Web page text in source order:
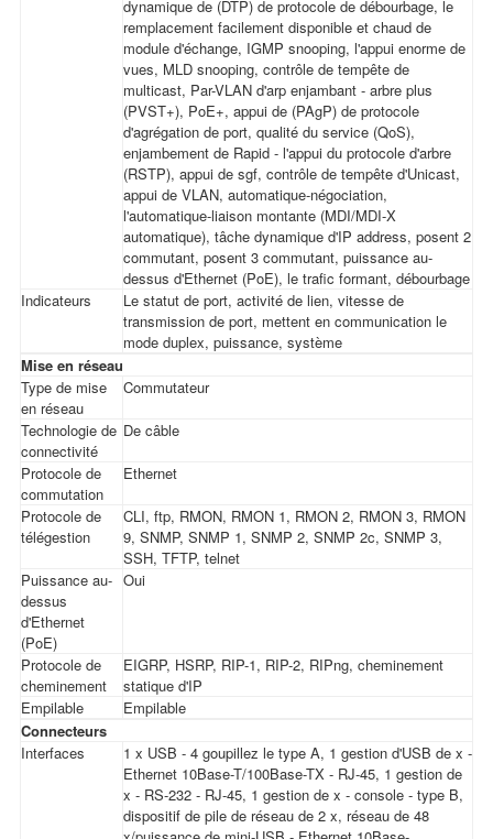
dynamique de (DTP) de protocole de débourbage, le
remplacement facilement disponible et chaud de
module d'échange, IGMP snooping, l'appui enorme de
vues, MLD snooping, contrôle de tempête de
multicast, Par-VLAN d'arp enjambant - arbre plus
(PVST+), PoE+, appui de (PAgP) de protocole
d'agrégation de port, qualité du service (QoS),
enjambement de Rapid - l'appui du protocole d'arbre
(RSTP), appui de sgf, contrôle de tempête d'Unicast,
appui de VLAN, automatique-négociation,
l'automatique-liaison montante (MDI/MDI-X
automatique), tâche dynamique d'IP address, posent 2
commutant, posent 3 commutant, puissance au-
dessus d'Ethernet (PoE), le trafic formant, débourbage
Indicateurs
Le statut de port, activité de lien, vitesse de
transmission de port, mettent en communication le
mode duplex, puissance, système
Mise en réseau
Type de mise
en réseau
Commutateur
Technologie de
connectivité
De câble
Protocole de
commutation
Ethernet
Protocole de
télégestion
CLI, ftp, RMON, RMON 1, RMON 2, RMON 3, RMON
9, SNMP, SNMP 1, SNMP 2, SNMP 2c, SNMP 3,
SSH, TFTP, telnet
Puissance au-
dessus
d'Ethernet
(PoE)
Oui
Protocole de
cheminement
EIGRP, HSRP, RIP-1, RIP-2, RIPng, cheminement
statique d'IP
Empilable
Empilable
Connecteurs
Interfaces
1 x USB - 4 goupillez le type A, 1 gestion d'USB de x -
Ethernet 10Base-T/100Base-TX - RJ-45, 1 gestion de
x - RS-232 - RJ-45, 1 gestion de x - console - type B,
dispositif de pile de réseau de 2 x, réseau de 48